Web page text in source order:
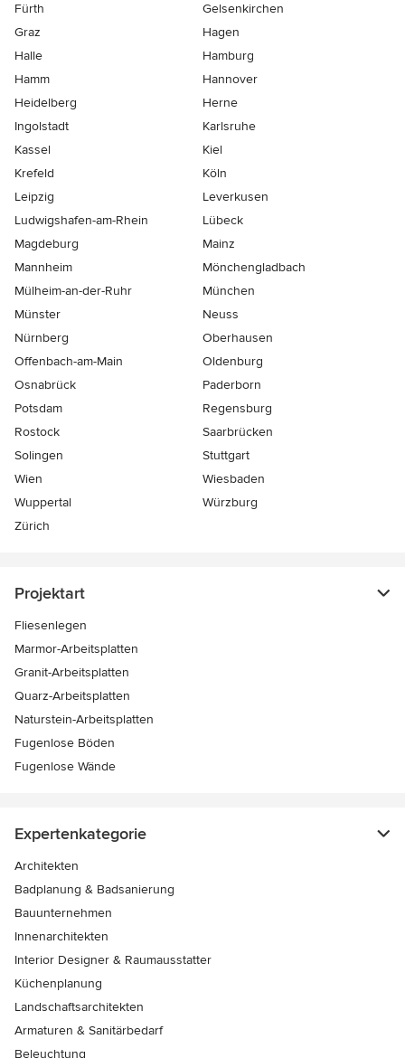
Fürth
Gelsenkirchen
Graz
Hagen
Halle
Hamburg
Hamm
Hannover
Heidelberg
Herne
Ingolstadt
Karlsruhe
Kassel
Kiel
Krefeld
Köln
Leipzig
Leverkusen
Ludwigshafen-am-Rhein
Lübeck
Magdeburg
Mainz
Mannheim
Mönchen­gladbach
Mülheim-an-der-Ruhr
München
Münster
Neuss
Nürnberg
Oberhausen
Offenbach-am-Main
Oldenburg
Osnabrück
Paderborn
Potsdam
Regensburg
Rostock
Saarbrücken
Solingen
Stuttgart
Wien
Wiesbaden
Wuppertal
Würzburg
Zürich
Projektart
Fliesenlegen
Marmor-Arbeitsplatten
Granit-Arbeitsplatten
Quarz-Arbeitsplatten
Naturstein-Arbeitsplatten
Fugenlose Böden
Fugenlose Wände
Expertenkategorie
Architekten
Badplanung & Badsanierung
Bauunternehmen
Innenarchitekten
Interior Designer & Raumausstatter
Küchenplanung
Landschaftsarchitekten
Armaturen & Sanitärbedarf
Beleuchtung